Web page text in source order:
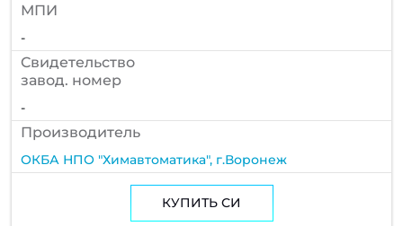
МПИ
-
Cвидетельство
завод. номер
-
Производитель
ОКБА НПО "Химавтоматика", г.Воронеж
КУПИТЬ СИ